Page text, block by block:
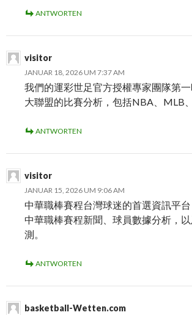
ANTWORTEN
visitor
JANUAR 18, 2026 UM 7:37 AM
我們的運彩世足官方授權專家團隊第
大聯盟的比賽分析，包括NBA、MLB
ANTWORTEN
visitor
JANUAR 15, 2026 UM 9:06 AM
中華職棒賽程台灣球迷的首選資訊平
中華職棒賽程新聞、球員數據分析，
測。
ANTWORTEN
basketball-Wetten.com